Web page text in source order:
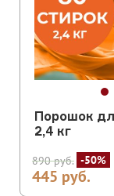
Порошок
2,4 кг
-50%
890руб.
445 руб.